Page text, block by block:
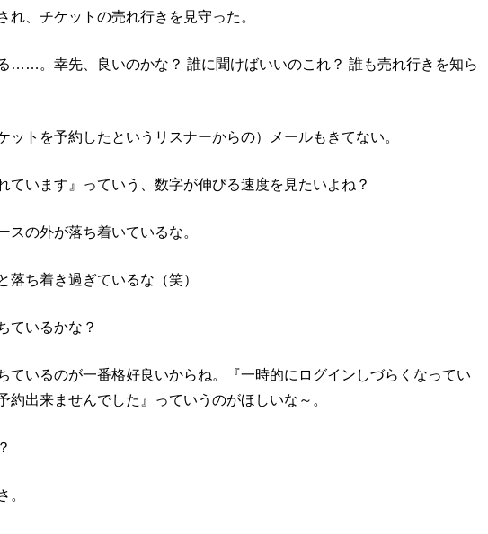
れ、チケットの売れ行きを見守った。
……。幸先、良いのかな？ 誰に聞けばいいのこれ？ 誰も売れ行きを知ら
ットを予約したというリスナーからの）メールもきてない。
ています』っていう、数字が伸びる速度を見たいよね？
スの外が落ち着いているな。
落ち着き過ぎているな（笑）
ているかな？
ているのが一番格好良いからね。『一時的にログインしづらくなってい
約出来ませんでした』っていうのがほしいな～。
。